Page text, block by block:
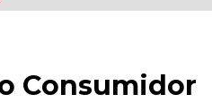
Consumidor